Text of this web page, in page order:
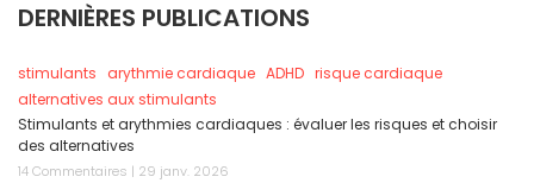
DERNIÈRES PUBLICATIONS
stimulants arythmie cardiaque ADHD risque cardiaque
alternatives aux stimulants
Stimulants et arythmies cardiaques : évaluer les risques et choisir
des alternatives
14 Commentaires | 29 janv. 2026